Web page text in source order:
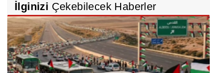
İlginizi Çekebilecek Haberler